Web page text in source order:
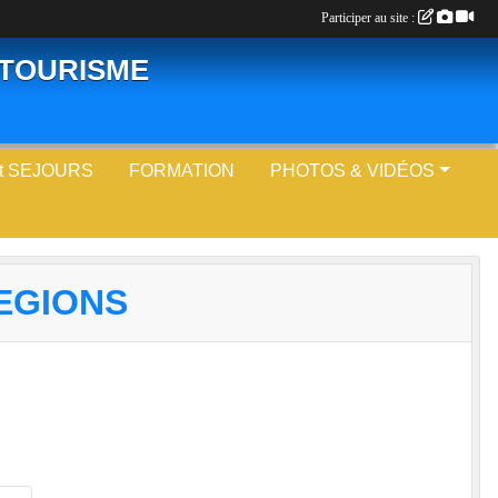
SEJOURS FORMATION PHOTOS & VIDÉOS
Participer au site :